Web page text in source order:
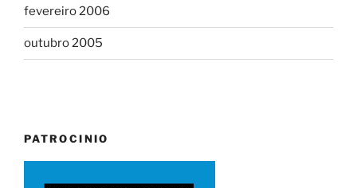
fevereiro 2006
outubro 2005
PATROCINIO